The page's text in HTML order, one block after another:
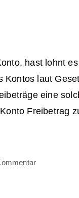
hast lohnt
Kontos laut
eine
Freibetrag